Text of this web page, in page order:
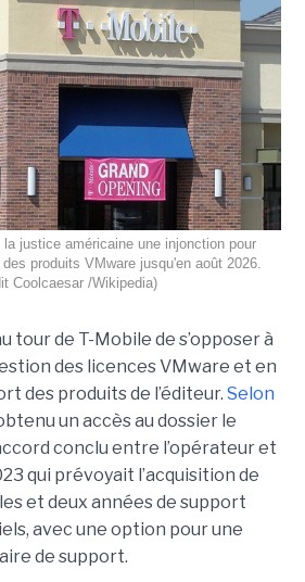
justice américaine une injonction pour
produits VMware jusqu'en août 2026.
Coolcaesar /Wikipedia)
tour de T-Mobile de s’opposer à
des licences VMware et en
des produits de l’éditeur. Selon
un accès au dossier le
conclu entre l’opérateur et
qui prévoyait l’acquisition de
et deux années de support
avec une option pour une
de support.